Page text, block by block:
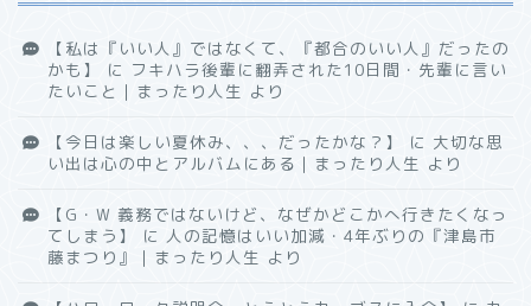
【私は『いい人』ではなくて、『都合のいい人』だったの
かも】
に フキハラ後輩に翻弄された10日間・先輩に言い
たいこと｜まったり人生 より
【今日は楽しい夏休み、、、だったかな？】 に 大切な思
い出は心の中とアルバムにある｜まったり人生 より
【G・W 義務ではないけど、なぜかどこかへ行きたくなっ
てしまう】
に 人の記憶はいい加減・4年ぶりの『津島市
藤まつり』｜まったり人生 より